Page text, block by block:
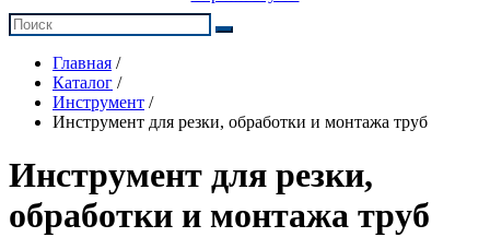
Главная /
Каталог /
Инструмент /
Инструмент для резки, обработки и монтажа труб
Инструмент для резки,
обработки и монтажа труб